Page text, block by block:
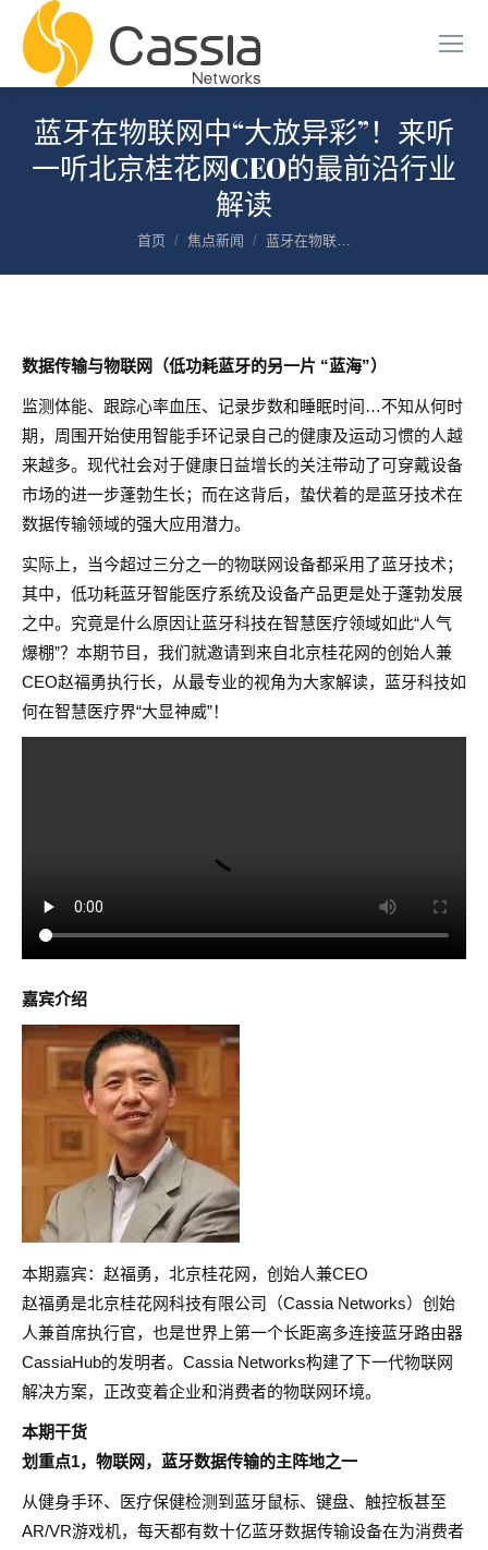
蓝牙在物联网中“大放异彩”！来听
一听北京桂花网CEO的最前沿行业
解读
您在这里：
首页 焦点新闻 蓝牙在物联…
数据传输与物联网（低功耗蓝牙的另一片 “蓝海”）
监测体能、跟踪心率血压、记录步数和睡眠时间…不知从何时
期，周围开始使用智能手环记录自己的健康及运动习惯的人越
来越多。现代社会对于健康日益增长的关注带动了可穿戴设备
市场的进一步蓬勃生长；而在这背后，蛰伏着的是蓝牙技术在
数据传输领域的强大应用潜力。
实际上，当今超过三分之一的物联网设备都采用了蓝牙技术；
其中，低功耗蓝牙智能医疗系统及设备产品更是处于蓬勃发展
之中。究竟是什么原因让蓝牙科技在智慧医疗领域如此“人气
爆棚”？本期节目，我们就邀请到来自北京桂花网的创始人兼
CEO赵福勇执行长，从最专业的视角为大家解读，蓝牙科技如
何在智慧医疗界“大显神威”！
嘉宾介绍
本期嘉宾：赵福勇，北京桂花网，创始人兼CEO
赵福勇是北京桂花网科技有限公司（Cassia Networks）创始
人兼首席执行官，也是世界上第一个长距离多连接蓝牙路由器
CassiaHub的发明者。Cassia Networks构建了下一代物联网
解决方案，正改变着企业和消费者的物联网环境。
本期干货
划重点1，物联网，蓝牙数据传输的主阵地之一
从健身手环、医疗保健检测到蓝牙鼠标、键盘、触控板甚至
AR/VR游戏机，每天都有数十亿蓝牙数据传输设备在为消费者